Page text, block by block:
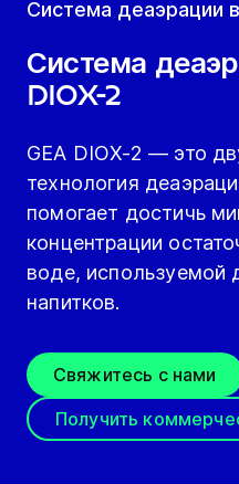
Система деаэрации
Система
DIOX-2
GEA DIOX-2 — это
технология
помогает достичь
концентрации
воде, используемой
напитков.
Свяжитесь с нами
Получить